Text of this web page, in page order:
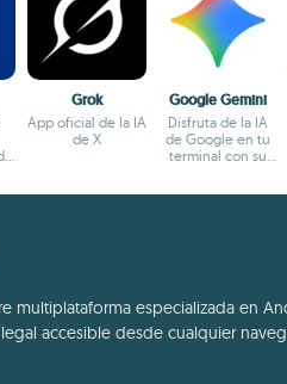
Grok
App oficial de la IA
de X
Google Gemini
Disfruta de la IA
de Google en tu
terminal con su
multiplataforma especializada en
accesible desde cualquier